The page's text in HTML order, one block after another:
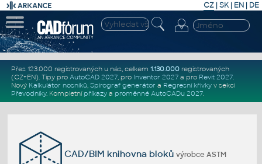
CZ | SK| EN | DE
Přes 123.000 registrovaných u nás, celkem 1.130.000registrovaných
(CZ+EN). Tipy pro AutoCAD 2027, pro Inventor 2027a pro Revit 2027.
Nový Kalkulátor nosníků, Spirograf generátor a Regresní křivkyv sekci
Převodníky. Kompletní příkazya proměnné AutoCADu 2027.
CAD/BIM knihovna blokůvýrobce ASTM